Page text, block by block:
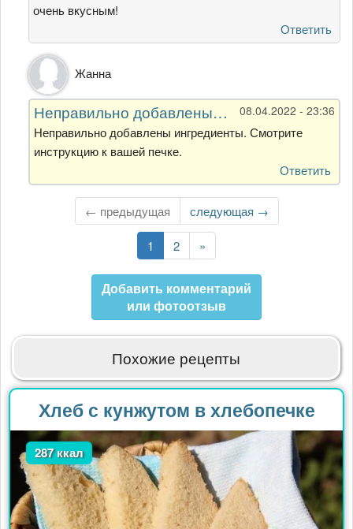
очень вкусным!
Ответить
Ответ
на
Специально
сделаю
второй
раз
Гость
Жанна
08.04.2022 - 23:36
Неправильно добавлены…
Неправильно добавлены ингредиенты. Смотрите
инструкцию к вашей печке.
Ответить
← предыдущая
Следующая
страница
следующая →
Текущая
страница
1 Страница
2
Последняя
страница
»
Добавить комментарий
или фотоотзыв
Похожие рецепты
Хлеб с кунжутом в хлебопечке
287 ккал